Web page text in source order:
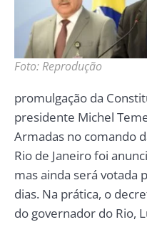
Foto: Reprodução